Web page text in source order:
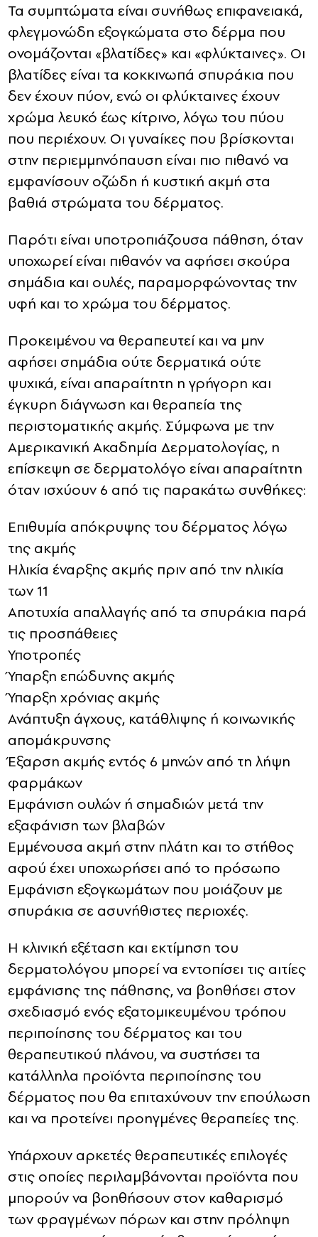
Τα συμπτώματα είναι συνήθως επιφανειακά,
φλεγμονώδη εξογκώματα στο δέρμα που
ονομάζονται «βλατίδες» και «φλύκταινες». Οι
βλατίδες είναι τα κοκκινωπά σπυράκια που
δεν έχουν πύον, ενώ οι φλύκταινες έχουν
χρώμα λευκό έως κίτρινο, λόγω του πύου
που περιέχουν. Οι γυναίκες που βρίσκονται
στην περιεμμηνόπαυση είναι πιο πιθανό να
εμφανίσουν οζώδη ή κυστική ακμή στα
βαθιά στρώματα του δέρματος.
Παρότι είναι υποτροπιάζουσα πάθηση, όταν
υποχωρεί είναι πιθανόν να αφήσει σκούρα
σημάδια και ουλές, παραμορφώνοντας την
υφή και το χρώμα του δέρματος.
Προκειμένου να θεραπευτεί και να μην
αφήσει σημάδια ούτε δερματικά ούτε
ψυχικά, είναι απαραίτητη η γρήγορη και
έγκυρη διάγνωση και θεραπεία της
περιστοματικής ακμής. Σύμφωνα με την
Αμερικανική Ακαδημία Δερματολογίας, η
επίσκεψη σε δερματολόγο είναι απαραίτητη
όταν ισχύουν 6 από τις παρακάτω συνθήκες:
Επιθυμία απόκρυψης του δέρματος λόγω
της ακμής
Ηλικία έναρξης ακμής πριν από την ηλικία
των 11
Αποτυχία απαλλαγής από τα σπυράκια παρά
τις προσπάθειες
Υποτροπές
Ύπαρξη επώδυνης ακμής
Ύπαρξη χρόνιας ακμής
Ανάπτυξη άγχους, κατάθλιψης ή κοινωνικής
απομάκρυνσης
Έξαρση ακμής εντός 6 μηνών από τη λήψη
φαρμάκων
Εμφάνιση ουλών ή σημαδιών μετά την
εξαφάνιση των βλαβών
Εμμένουσα ακμή στην πλάτη και το στήθος
αφού έχει υποχωρήσει από το πρόσωπο
Εμφάνιση εξογκωμάτων που μοιάζουν με
σπυράκια σε ασυνήθιστες περιοχές.
Η κλινική εξέταση και εκτίμηση του
δερματολόγου μπορεί να εντοπίσει τις αιτίες
εμφάνισης της πάθησης, να βοηθήσει στον
σχεδιασμό ενός εξατομικευμένου τρόπου
περιποίησης του δέρματος και του
θεραπευτικού πλάνου, να συστήσει τα
κατάλληλα προϊόντα περιποίησης του
δέρματος που θα επιταχύνουν την επούλωση
και να προτείνει προηγμένες θεραπείες της.
Υπάρχουν αρκετές θεραπευτικές επιλογές
στις οποίες περιλαμβάνονται προϊόντα που
μπορούν να βοηθήσουν στον καθαρισμό
των φραγμένων πόρων και στην πρόληψη